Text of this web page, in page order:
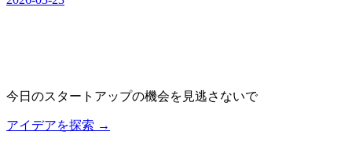
今日のスタートアップの機会を見逃さないで
アイデアを探索 →